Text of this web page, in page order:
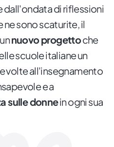
dall'ondata di riflessioni
ne sono scaturite, il
nuovo progettoche
scuole italiane un
volte all'insegnamento
e a
sulle donnein ogni sua